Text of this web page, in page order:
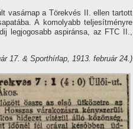
vasárnap a Törekvés II. ellen tartott
A komolyabb teljesí­tményre
legjogosabb aspiránsa, az FTC II.,
17. & Sporthí­rlap, 1913. február 24.)